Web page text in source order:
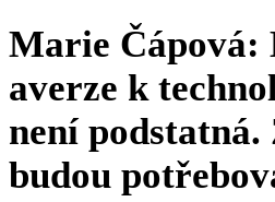
Marie Čápová:
averze k
není podstatná.
budou